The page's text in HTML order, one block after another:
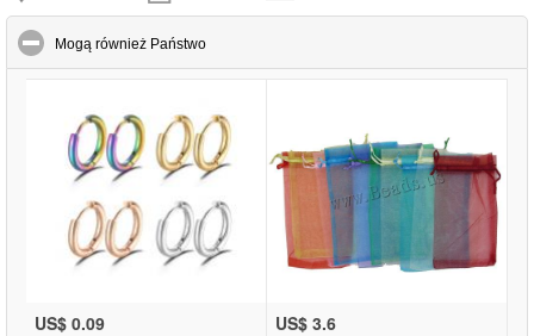
Mogą również Państwo
US$ 0.09 US$ 3.6